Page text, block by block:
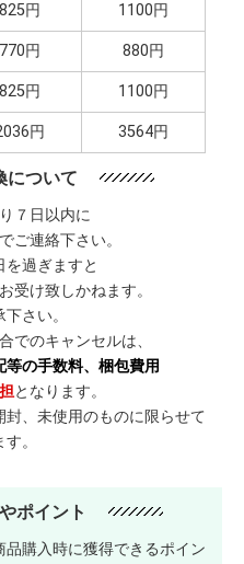
825円 1100円
770円 880円
825円 1100円
円 3564円
について
７日以内に
ご連絡下さい。
過ぎますと
受け致しかねます。
さい。
でのキャンセルは、
等の手数料、梱包費用
となります。
、未使用のものに限らせて
。
ポイント
購入時に獲得できるポイン